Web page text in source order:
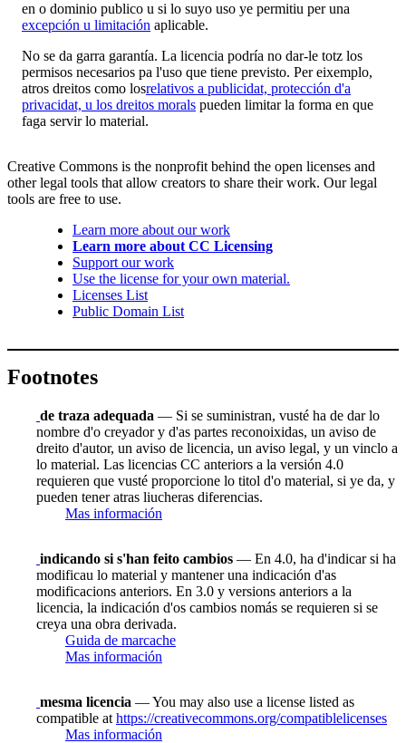
en o dominio publico u si lo suyo uso ye permitiu per una
excepción u limitación aplicable.
No se da garra garantía. La licencia podría no dar-le totz los
permisos necesarios pa l'uso que tiene previsto. Per eixemplo,
atros dreitos como losrelativos a publicidat, protección d'a
privacidat, u los dreitos morals pueden limitar la forma en que
faga servir lo material.
Creative Commons is the nonprofit behind the open licenses and
other legal tools that allow creators to share their work. Our legal
tools are free to use.
Learn more about our work
Learn more about CC Licensing
Support our work
Use the license for your own material.
Licenses List
Public Domain List
Footnotes
de traza adequada — Si se suministran, vusté ha de dar lo
nombre d'o creyador y d'as partes reconoixidas, un aviso de
dreito d'autor, un aviso de licencia, un aviso legal, y un vinclo a
lo material. Las licencias CC anteriors a la versión 4.0
requieren que vusté proporcione lo titol d'o material, si ye da, y
pueden tener atras liucheras diferencias.
Mas información
indicando si s'han feito cambios — En 4.0, ha d'indicar si ha
modificau lo material y mantener una indicación d'as
modificacions anteriors. En 3.0 y versions anteriors a la
licencia, la indicación d'os cambios nomás se requieren si se
creya una obra derivada.
Guida de marcache
Mas información
mesma licencia — You may also use a license listed as
compatible at https://creativecommons.org/compatiblelicenses
Mas información